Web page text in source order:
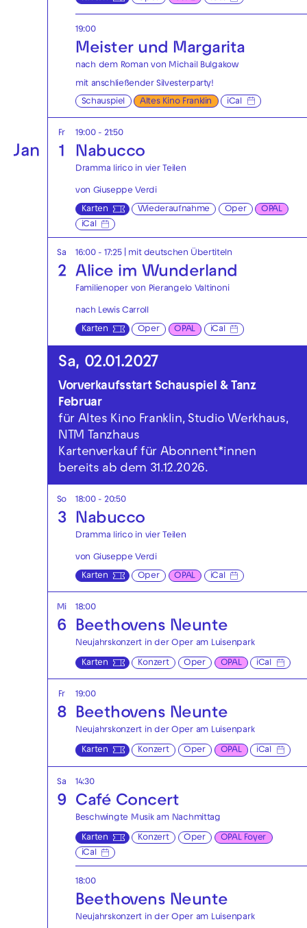
19:00
Meister und Margarita
nach dem Roman von Michail Bulgakow
mit anschließenderSilvesterparty!
Schauspiel Altes Kino Franklin iCal
Jan
Fr
1
19:00 - 21:50
Nabucco
Dramma lirico in vier Teilen
von Giuseppe Verdi
Karten Wiederaufnahme Oper
OPAL
iCal
Sa
2
16:00 - 17:25| mit deutschen Übertiteln
Alice im Wunderland
Familienoper von Pierangelo Valtinoni
nach Lewis Carroll
Karten Oper OPAL iCal
Sa, 02.01.2027
Vorverkaufsstart Schauspiel & Tanz
Februar
für Altes Kino Franklin, Studio Werkhaus,
NTM Tanzhaus
Kartenverkauf für Abonnent*innen
bereits ab dem 31.12.2026.
So
3
18:00 - 20:50
Nabucco
Dramma lirico in vier Teilen
von Giuseppe Verdi
Karten Oper OPAL iCal
Mi
6
18:00
Beethovens Neunte
Neujahrskonzert in der Oper am Luisenpark
Karten Konzert Oper OPAL iCal
Fr
8
19:00
Beethovens Neunte
Neujahrskonzert in der Oper am Luisenpark
Karten Konzert Oper OPAL iCal
Sa
9
14:30
Café Concert
Beschwingte Musik am Nachmittag
Karten Konzert Oper
OPAL Foyer
iCal
18:00
Beethovens Neunte
Neujahrskonzert in der Oper am Luisenpark